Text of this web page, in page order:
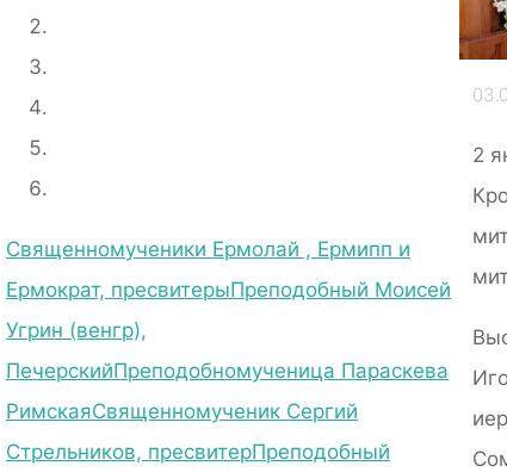
2
Священномученики Ермолай , Ермипп и
Ермократ, пресвитерыПреподобный Моисей
Угрин (венгр),
ПечерскийПреподобномученица Параскева
РимскаяСвященномученик Сергий
Стрельников, пресвитерПреподобный